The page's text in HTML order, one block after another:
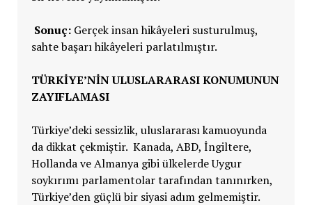
Sonuç:Gerçek insan hikâyeleri susturulmuş,
sahte başarı hikâyeleri parlatılmıştır.
TÜRKIYE’NIN ULUSLARARASI KONUMUNUN
ZAYIFLAMASI
Türkiye’deki sessizlik, uluslararası kamuoyunda
da dikkat çekmiştir. Kanada, ABD, İngiltere,
Hollanda ve Almanya gibi ülkelerde Uygur
soykırımı parlamentolar tarafından tanınırken,
Türkiye’den güçlü bir siyasi adım gelmemiştir.